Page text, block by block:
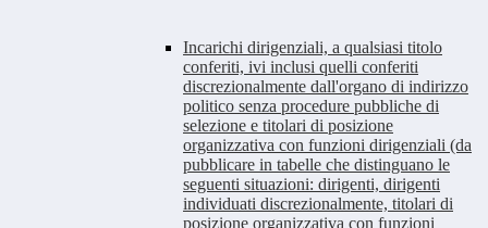
Incarichi dirigenziali, a qualsiasi titolo
conferiti, ivi inclusi quelli conferiti
discrezionalmente dall'organo di indirizzo
politico senza procedure pubbliche di
selezione e titolari di posizione
organizzativa con funzioni dirigenziali (da
pubblicare in tabelle che distinguano le
seguenti situazioni: dirigenti, dirigenti
individuati discrezionalmente, titolari di
posizione organizzativa con funzioni